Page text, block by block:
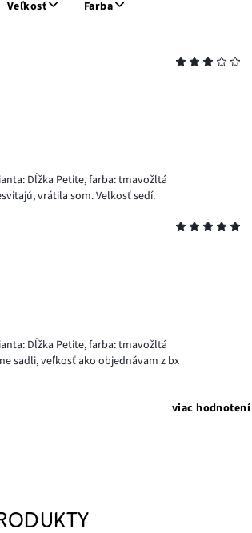
Veľkosť Farba
Dĺžka Petite,farba: tmavožltá
vrátila som. Veľkosť sedí.
Dĺžka Petite,farba: tmavožltá
sadli, veľkosť ako objednávam z bx
viac hodnotení